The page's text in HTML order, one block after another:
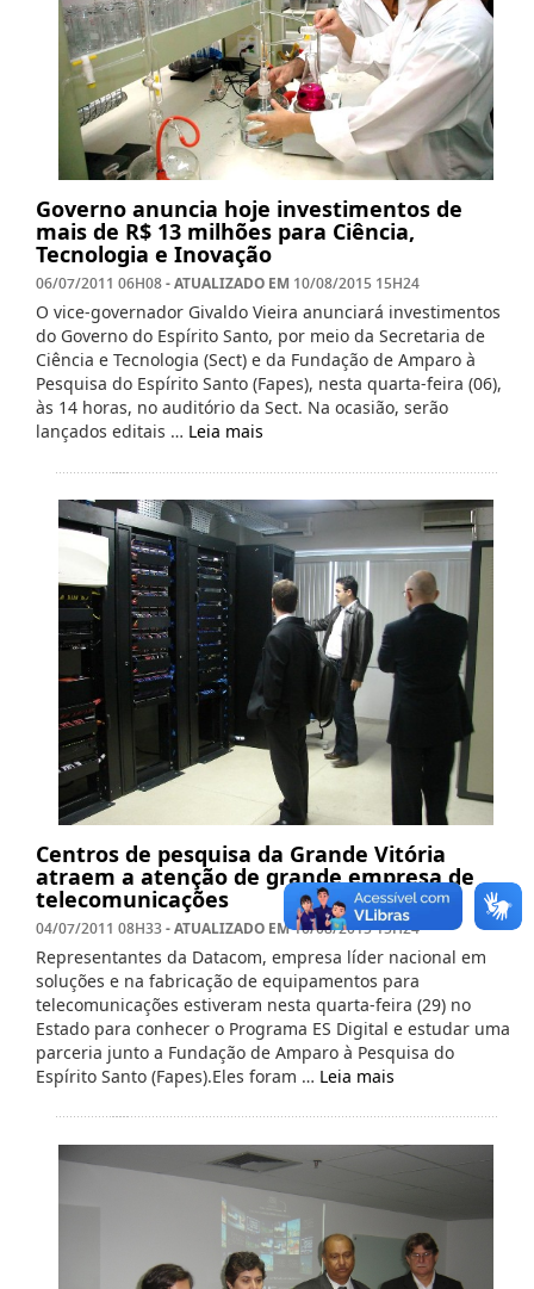
Governo anuncia hoje investimentos de
mais de R$ 13 milhões para Ciência,
Tecnologia e Inovação
06/07/2011 06H08- ATUALIZADO EM 10/08/2015 15H24
O vice-governador Givaldo Vieira anunciará investimentos
do Governo do Espírito Santo, por meio da Secretaria de
Ciência e Tecnologia (Sect) e da Fundação de Amparo à
Pesquisa do Espírito Santo (Fapes), nesta quarta-feira (06),
às 14 horas, no auditório da Sect. Na ocasião, serão
lançados editais … Leia mais
Centros de pesquisa da Grande Vitória
atraem a atenção de grande empresa de
telecomunicações
04/07/2011 08H33- ATUALIZADO EM10/08/2015 15H24
Representantes da Datacom, empresa líder nacional em
soluções e na fabricação de equipamentos para
telecomunicações estiveram nesta quarta-feira (29) no
Estado para conhecer o Programa ES Digital e estudar uma
parceria junto a Fundação de Amparo à Pesquisa do
Espírito Santo (Fapes).Eles foram … Leia mais